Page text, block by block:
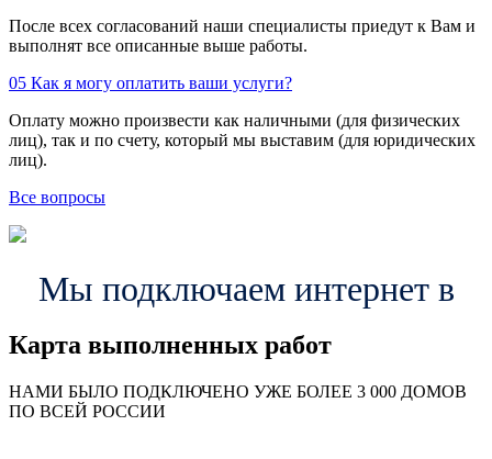
После всех согласований наши специалисты приедут к Вам и
выполнят все описанные выше работы.
05 Как я могу оплатить ваши услуги?
Оплату можно произвести как наличными (для физических
лиц), так и по счету, который мы выставим (для юридических
лиц).
Все вопросы
Мы подключаем интернет в
Карта выполненных работ
НАМИ БЫЛО ПОДКЛЮЧЕНО УЖЕ БОЛЕЕ 3 000 ДОМОВ
ПО ВСЕЙ РОССИИ
57
99
48